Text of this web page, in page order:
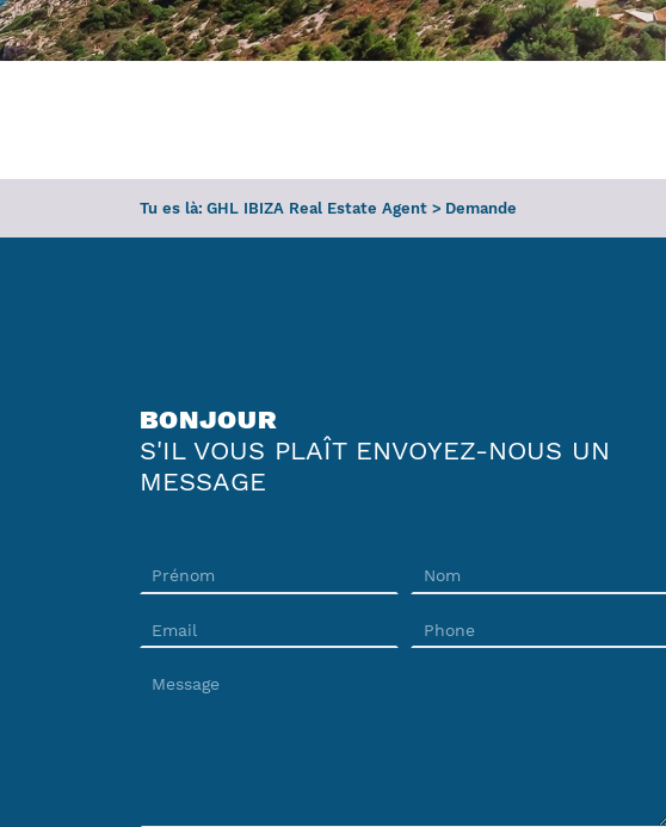
Tu es là: GHL IBIZA Real Estate Agent > Demande
BONJOUR
S'IL VOUS PLAÎT ENVOYEZ-NOUS UN
MESSAGE